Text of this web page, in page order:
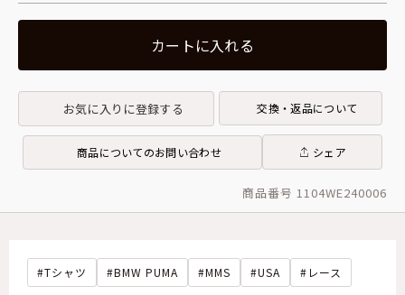
カートに入れる
お気に入りに登録する 交換・返品について
商品についてのお問い合わせ シェア
商品番号 1104WE240006
Tシャツ BMW PUMA MMS USA レース